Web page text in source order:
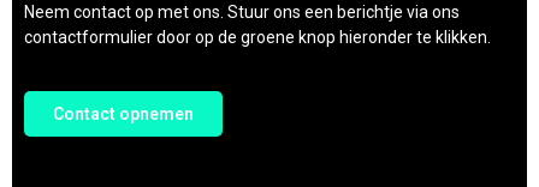
Neem contact op met ons. Stuur ons een berichtje via ons
contactformulier door op de groene knop hieronder te klikken.
Contact opnemen